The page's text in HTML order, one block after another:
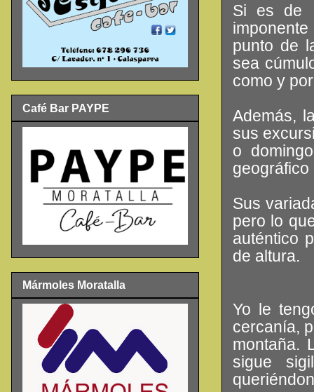
Si es de
punto de
sea
como y
Además,
sus
o
Sus
pero lo
auténtico
de altura.
Yo le
cercanía,
montaña.
sigue
Café Bar PAYPE
Mármoles Moratalla